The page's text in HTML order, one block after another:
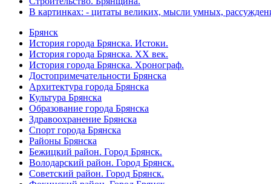
В картинках: - цитаты великих, мысли умных,
Брянск
История города Брянска. Истоки.
История города Брянска. XX век.
История города Брянска. Хронограф.
Достопримечательности Брянска
Архитектура города Брянска
Культура Брянска
Образование города Брянска
Здравоохранение Брянска
Спорт города Брянска
Районы Брянска
Бежицкий район. Город Брянск.
Володарский район. Город Брянск.
Советский район. Город Брянск.